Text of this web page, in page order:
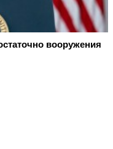
вооружения